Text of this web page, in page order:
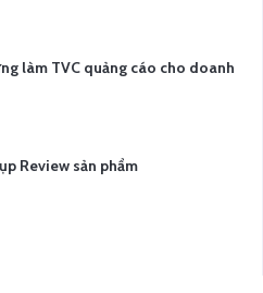
làm TVC quảng cáo cho doanh
Review sản phẩm